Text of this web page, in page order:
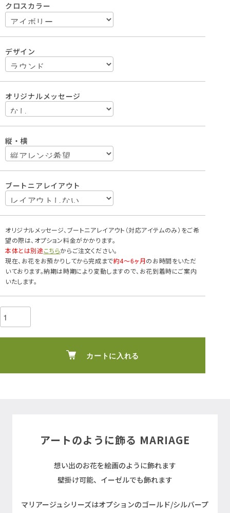
クロスカラー
デザイン
オリジナルメッセージ
縦・横
ブートニアレイアウト
オリジナルメッセージ、ブートニアレイアウト（対応アイテムのみ）をご希
望の際は、オプション料金がかかります。
本体とは別途こちらからご注文ください。
現在、お花をお預かりしてから完成まで約4～6ヶ月のお時間をいただ
いております。納期は時期により変動しますので、お花到着時にご案内
いたします。
カートに入れる
アートのように飾る MARIAGE
想い出のお花を絵画のように飾れます
壁掛け可能、イーゼルでも飾れます
マリアージュシリーズはオプションのゴールド/シルバープ